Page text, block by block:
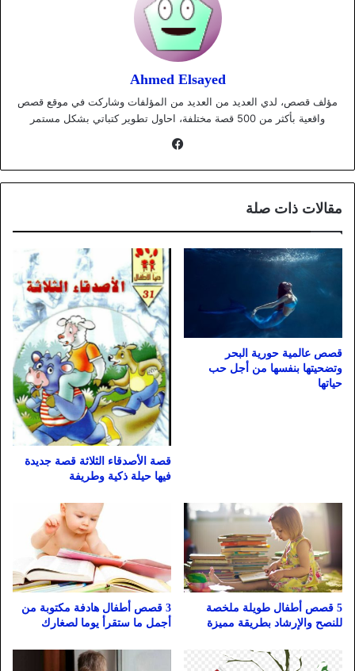
Ahmed Elsayed
مؤلف قصص، لدي العديد من العديد من المؤلفات وشاركت في موقع قصص
واقعية بأكثر من 500 قصة مختلفة، احاول تطوير كتباتي بشكل مستمر
مقالات ذات صلة
قصص عالمية حورية البحر
وتضحيتها بنفسها من أجل حب
حياتها
قصة الأصدقاء الثلاثة قصة جديدة
فيها حيلة ذكية وطريفة
5 قصص أطفال طويلة ملخصة
للنصح والإرشاد بطريقة مميزة
3 قصص أطفال هادفة مكتوبة من
أجمل ما ستقرأ يوما لصغارك